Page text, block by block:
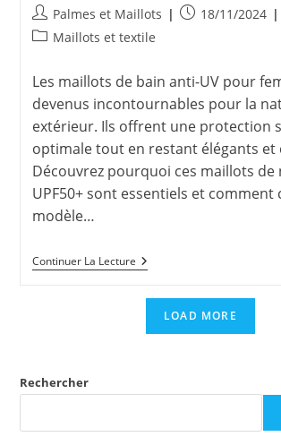
Auteur/autrice
de
Palmes et Maillots
Publication
18/11/2024
PostMaillots et textile
Les maillots de bain anti-UV pour
devenus incontournables pour la
extérieur. Ils offrent une protection
optimale tout en restant élégants et
Découvrez pourquoi ces maillots de
UPF50+ sont essentiels et comment
modèle…
Continuer La LectureMaillots
De
Anti-
Pour
LOAD MORE
Rechercher